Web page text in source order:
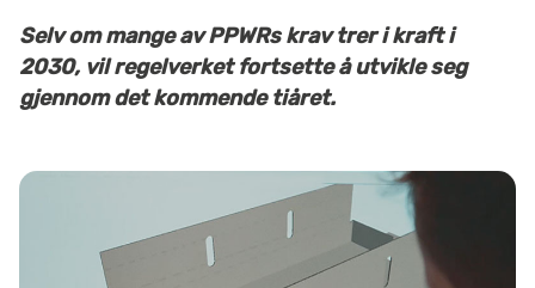
Selv om mange av PPWRs krav trer i kraft i
2030, vil regelverket fortsette å utvikle seg
gjennom det kommende tiåret.